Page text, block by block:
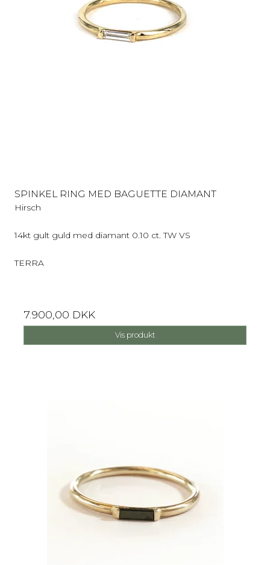
SPINKEL RING MED BAGUETTE DIAMANT
Hirsch
14kt gult guld med diamant 0.10 ct. TW VS
TERRA
7.900,00 DKK
Vis produkt